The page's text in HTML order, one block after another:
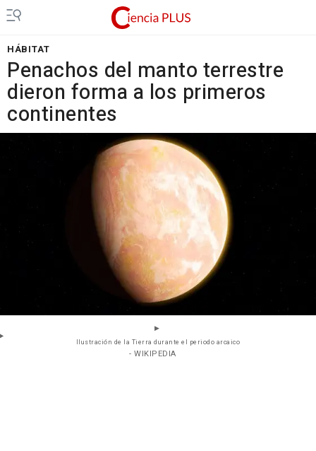
HÁBITAT
Penachos del manto terrestre
dieron forma a los primeros
continentes
Ilustración de la Tierra durante el periodo arcaico
- WIKIPEDIA